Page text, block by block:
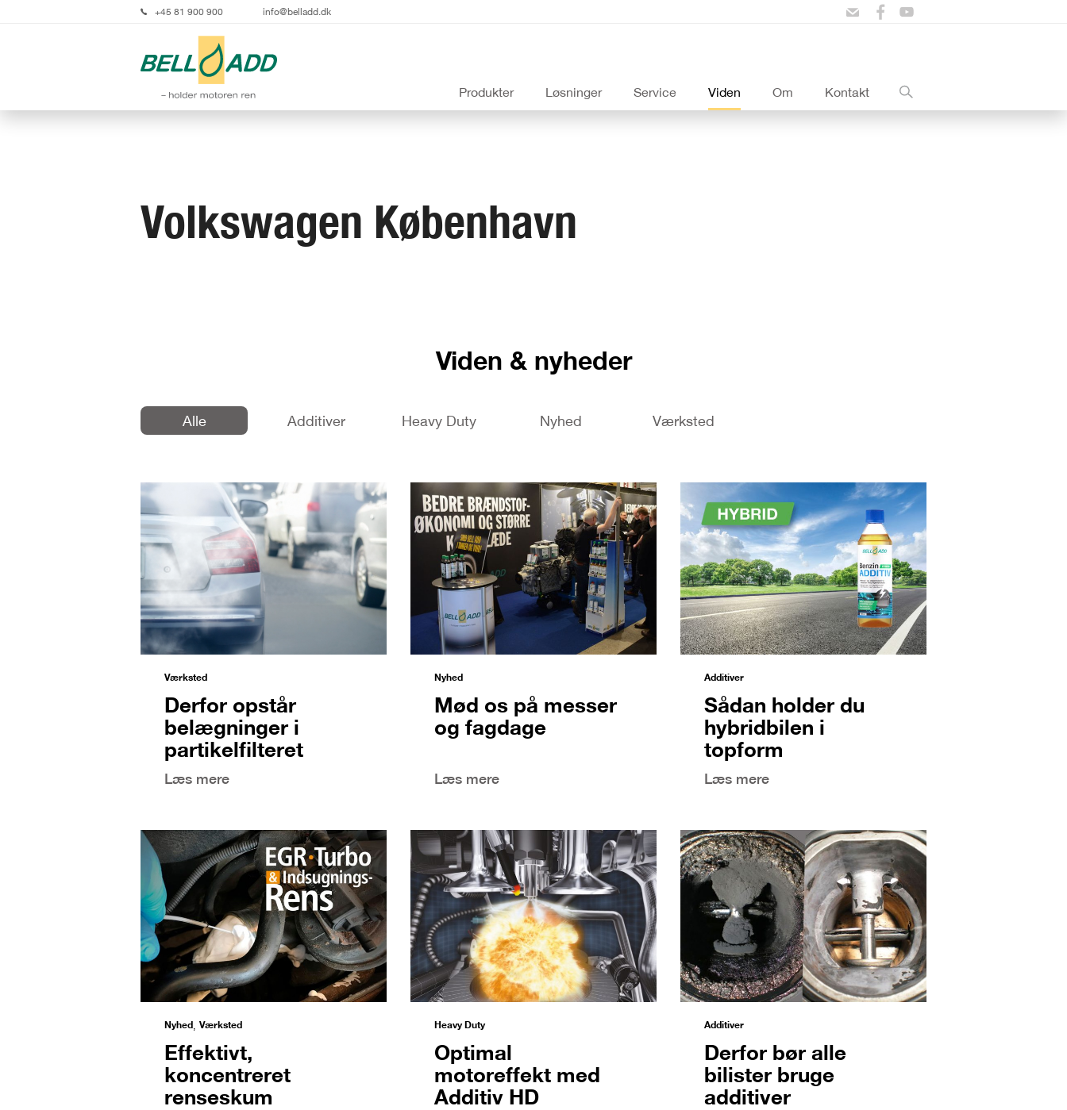
+45 81 900 900 info@belladd.dk
Produkter Løsninger Service Viden Om Kontakt
Volkswagen København
Viden & nyheder
Alle Additiver Heavy Duty Nyhed Værksted
Værksted
Derfor opstår
belægninger i
partikelfilteret
Læs mere
Nyhed
Mød os på messer
og fagdage
Læs mere
Additiver
Sådan holder du
hybridbilen i
topform
Læs mere
Nyhed, Værksted
Effektivt,
koncentreret
renseskum
Heavy Duty
Optimal
motoreffekt med
Additiv HD
Additiver
Derfor bør alle
bilister bruge
additiver